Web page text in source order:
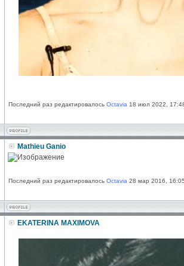
Последний раз редактировалось Octavia 18 июл 2022,
Mathieu Ganio
Последний раз редактировалось Octavia 28 мар 2016,
EKATERINA MAXIMOVA